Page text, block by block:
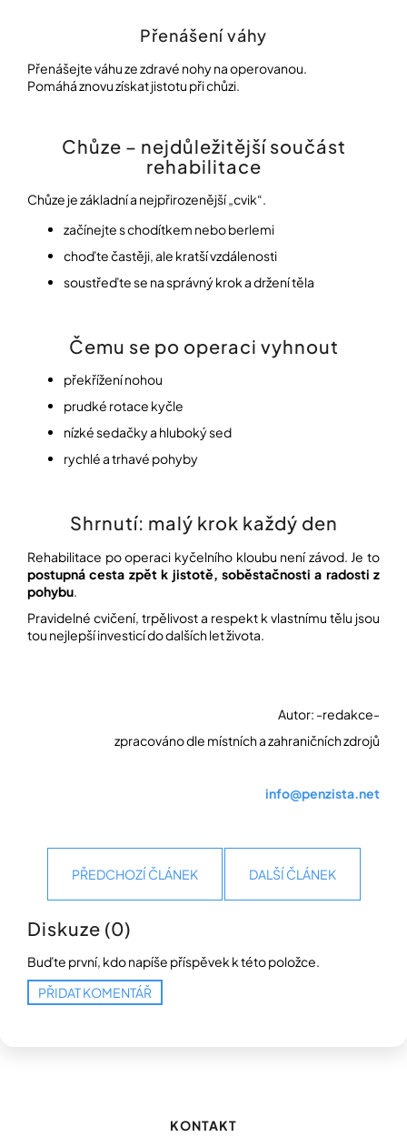
Přenášení váhy
Přenášejte váhu ze zdravé nohy na operovanou.
Pomáhá znovu získat jistotu při chůzi.
Chůze – nejdůležitější součást
rehabilitace
Chůze je základní a nejpřirozenější „cvik“.
začínejte s chodítkem nebo berlemi
choďte častěji, ale kratší vzdálenosti
soustřeďte se na správný krok a držení těla
Čemu se po operaci vyhnout
překřížení nohou
prudké rotace kyčle
nízké sedačky a hluboký sed
rychlé a trhavé pohyby
Shrnutí: malý krok každý den
Rehabilitace po operaci kyčelního kloubu není závod. Je to
postupná cesta zpět k jistotě, soběstačnosti a radosti z
pohybu
Pravidelné cvičení, trpělivost a respekt k vlastnímu tělu jsou
tou nejlepší investicí do dalších let života.
Autor: -redakce-
zpracováno dle místních a zahraničních zdrojů
info@penzista.net
PŘEDCHOZÍ ČLÁNEK DALŠÍ ČLÁNEK
Diskuze (0)
Buďte první, kdo napíše příspěvek k této položce.
PŘIDAT KOMENTÁŘ
KONTAKT